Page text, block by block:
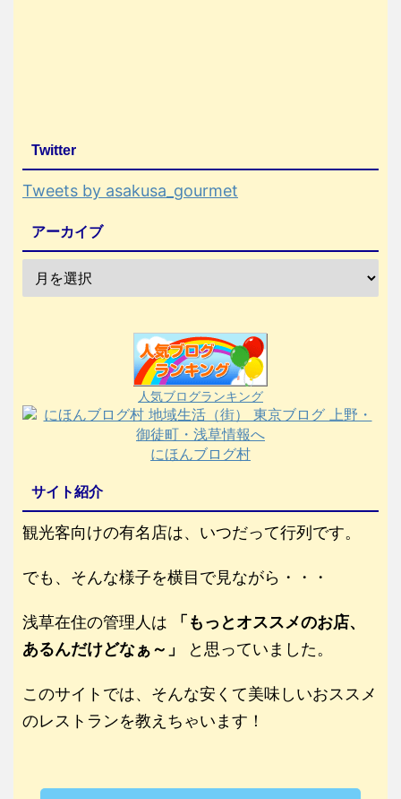
Twitter
Tweets by asakusa_gourmet
アーカイブ
人気ブログランキング
にほんブログ村
サイト紹介
観光客向けの有名店は、いつだって行列です。
でも、そんな様子を横目で見ながら・・・
浅草在住の管理人は
「もっとオススメのお店、
あるんだけどなぁ～」
と思っていました。
このサイトでは、そんな安くて美味しいおススメ
のレストランを教えちゃいます！